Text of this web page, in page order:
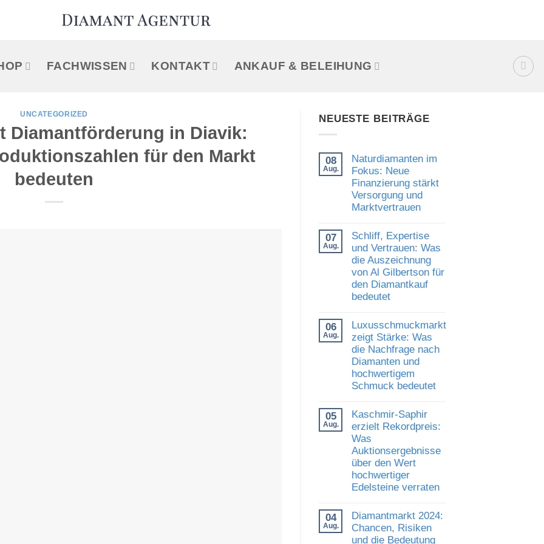
FACHWISSEN KONTAKT ANKAUF & BELEIHUNG
UNCATEGORIZED
Diamantförderung in Diavik:
für den Markt
bedeuten
NEUESTE BEITRÄGE
08
Aug.
Naturdiamanten im
Fokus: Neue
Finanzierung stärkt
Versorgung und
Marktvertrauen
zu
Naturdiamanten
im
Fokus:
Neue
Finanzierung
stärkt
Versorgung
07
Aug.
Schliff, Expertise
und Vertrauen: Was
die Auszeichnung
von Al Gilbertson für
den Diamantkauf
bedeutet
zu
Schliff,
Expertise
und
Vertrauen:
Was
die
Auszeichnung
Gilbertson
für
den
Diamantkauf
bedeutet
06
Aug.
Luxusschmuckmarkt
zeigt Stärke: Was
die Nachfrage nach
Diamanten und
hochwertigem
Schmuck bedeutet
zu
Luxusschmuckmarkt
zeigt
Stärke:
Was
die
Nachfrage
nach
Diamanten
und
bedeutet
05
Aug.
Kaschmir-Saphir
erzielt Rekordpreis:
Was
Auktionsergebnisse
über den Wert
hochwertiger
Edelsteine verraten
zu
Kaschmir-
Saphir
erzielt
04
Aug.
Diamantmarkt 2024:
Chancen, Risiken
und die Bedeutung